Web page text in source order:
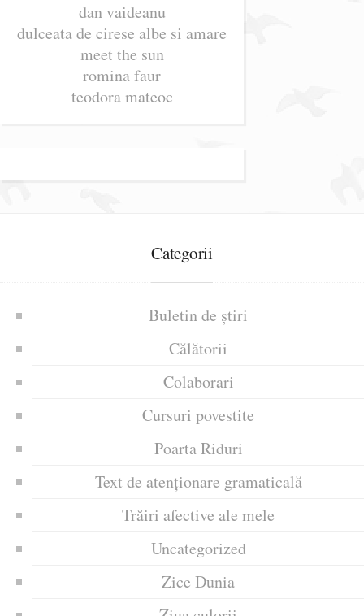
dan vaideanu
dulceata de cirese albe si amare
meet the sun
romina faur
teodora mateoc
Categorii
Buletin de știri
Călătorii
Colaborari
Cursuri povestite
Poarta Riduri
Text de atenționare gramaticală
Trăiri afective ale mele
Uncategorized
Zice Dunia